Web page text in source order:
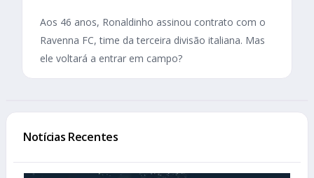
Aos 46 anos, Ronaldinho assinou contrato com o
Ravenna FC, time da terceira divisão italiana. Mas
ele voltará a entrar em campo?
Notícias Recentes